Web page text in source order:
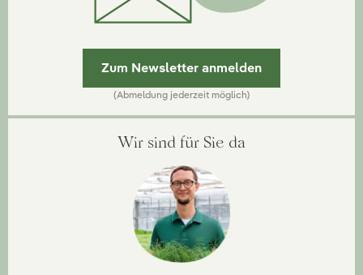
Zum Newsletter anmelden
(Abmeldung jederzeit möglich)
Wir sind für Sie da